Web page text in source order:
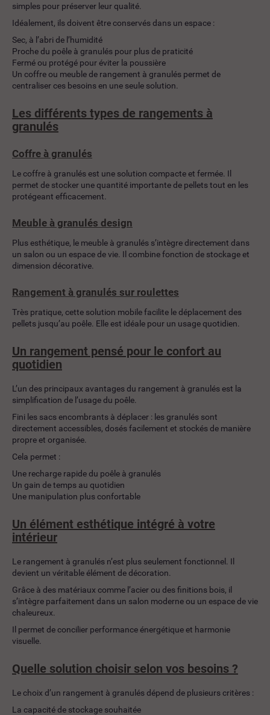
simples pour préserver leur qualité.
Idéalement, ils doivent être conservés dans un espace :
Sec, à l’abri de l’humidité
Proche du poêle à granulés pour plus de praticité
Fermé ou protégé pour éviter la poussière
Un coffre ou meuble de rangement à granulés permet de
centraliser ces besoins en une seule solution.
Les différents types de rangements à
granulés
Coffre à granulés
Le coffre à granulés est une solution compacte et fermée. Il
permet de stocker une quantité importante de pellets tout en les
protégeant efficacement.
Meuble à granulés design
Plus esthétique, le meuble à granulés s’intègre directement dans
un salon ou un espace de vie. Il combine fonction de stockage et
dimension décorative.
Rangement à granulés sur roulettes
Très pratique, cette solution mobile facilite le déplacement des
pellets jusqu’au poêle. Elle est idéale pour un usage quotidien.
Un rangement pensé pour le confort au
quotidien
L’un des principaux avantages du rangement à granulés est la
simplification de l’usage du poêle.
Fini les sacs encombrants à déplacer : les granulés sont
directement accessibles, dosés facilement et stockés de manière
propre et organisée.
Cela permet :
Une recharge rapide du poêle à granulés
Un gain de temps au quotidien
Une manipulation plus confortable
Un élément esthétique intégré à votre
intérieur
Le rangement à granulés n’est plus seulement fonctionnel. Il
devient un véritable élément de décoration.
Grâce à des matériaux comme l’acier ou des finitions bois, il
s’intègre parfaitement dans un salon moderne ou un espace de vie
chaleureux.
Il permet de concilier performance énergétique et harmonie
visuelle.
Quelle solution choisir selon vos besoins ?
Le choix d’un rangement à granulés dépend de plusieurs critères :
La capacité de stockage souhaitée